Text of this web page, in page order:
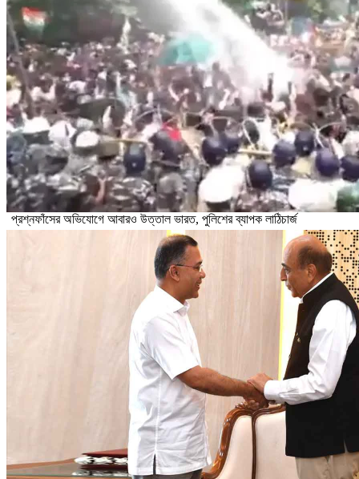
প্রশ্নফাঁসের অভিযোগে আবারও উত্তাল ভারত, পুলিশের ব্যাপক লাঠিচার্জ